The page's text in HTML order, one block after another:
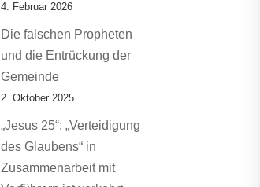
4. Februar 2026
Die falschen Propheten
und die Entrückung der
Gemeinde
2. Oktober 2025
„Jesus 25“: „Verteidigung
des Glaubens“ in
Zusammenarbeit mit